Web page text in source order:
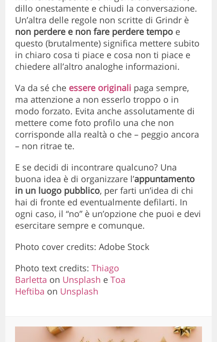
dillo onestamente e chiudi la conversazione.
Un’altra delle regole non scritte di Grindr è
non perdere e non fare perdere tempo e
questo (brutalmente) significa mettere subito
in chiaro cosa ti piace e cosa non ti piace e
chiedere all’altro analoghe informazioni.
Va da sé che essere originali paga sempre,
ma attenzione a non esserlo troppo o in
modo forzato. Evita anche assolutamente di
mettere come foto profilo una che non
corrisponde alla realtà o che – peggio ancora
– non ritrae te.
E se decidi di incontrare qualcuno? Una
buona idea è di organizzare l’appuntamento
in un luogo pubblico, per farti un’idea di chi
hai di fronte ed eventualmente defilarti. In
ogni caso, il “no” è un’opzione che puoi e devi
esercitare sempre e comunque.
Photo cover credits: Adobe Stock
Photo text credits:Thiago
Barletta on Unsplash eToa
Heftiba on Unsplash